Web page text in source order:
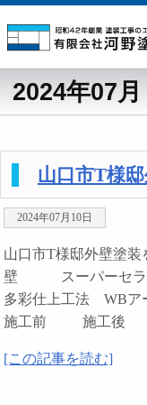
2024年07
山口市T様
2024年07月10日
山口市T様邸外壁塗
壁 スーパーセラ
多彩仕上工法 WBア
施工前 施工後
[この記事を読む]